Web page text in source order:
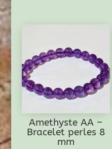
Amethyste AA –
Bracelet perles 8
mm